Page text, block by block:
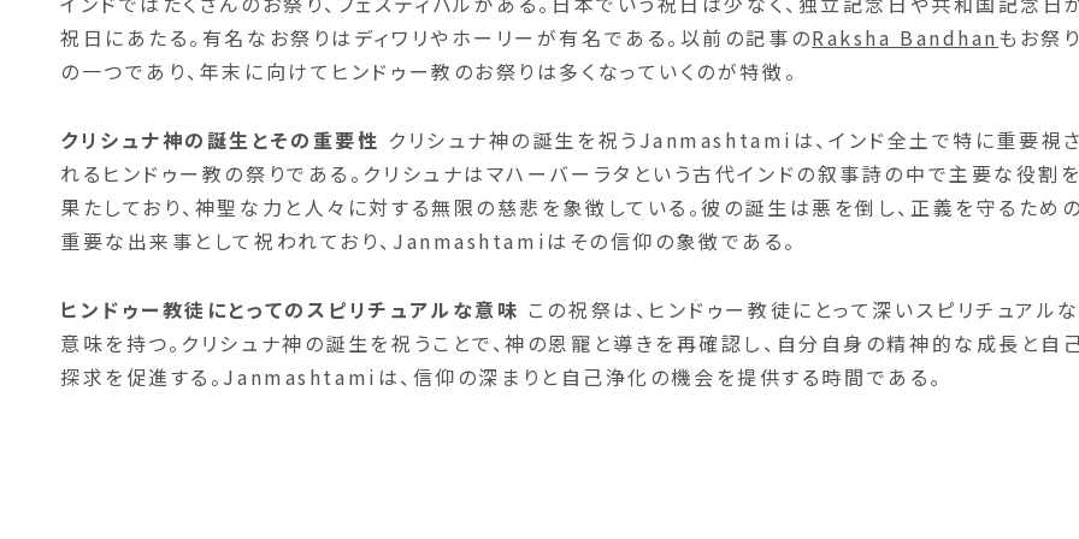
祝日にあたる。有名なお祭りはディワリやホーリーが有名である。以前の記事のRaksha Bandhanもお祭り
の一つであり、年末に向けてヒンドゥー教のお祭りは多くなっていくのが特徴。
クリシュナ神の誕生とその重要性 クリシュナ神の誕生を祝うJanmashtamiは、インド全土で特に重要視さ
れるヒンドゥー教の祭りである。クリシュナはマハーバーラタという古代インドの叙事詩の中で主要な役割を
果たしており、神聖な力と人々に対する無限の慈悲を象徴している。彼の誕生は悪を倒し、正義を守るための
重要な出来事として祝われており、Janmashtamiはその信仰の象徴である。
ヒンドゥー教徒にとってのスピリチュアルな意味 この祝祭は、ヒンドゥー教徒にとって深いスピリチュアルな
意味を持つ。クリシュナ神の誕生を祝うことで、神の恩寵と導きを再確認し、自分自身の精神的な成長と自
探求を促進する。Janmashtamiは、信仰の深まりと自己浄化の機会を提供する時間である。